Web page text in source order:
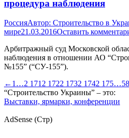
процедура наблюдения
РоссияАвтор: Строительство в
мире21.03.2016Оставить
Арбитражный суд Московской
наблюдения в отношении АО
№155” (“СУ-155”).
← 1 …2 171 2 1722 1732 1742 175…
“Строительство Украины” – это:
Выставки, ярмарки, конференции
AdSense (Стр)